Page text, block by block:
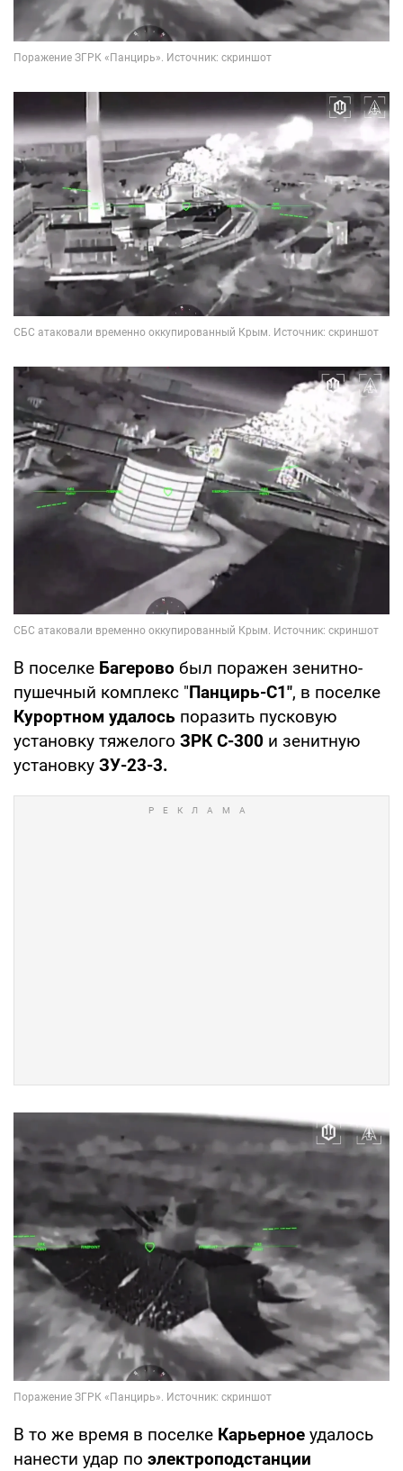
В поселке Багерово был поражен зенитно-
пушечный комплекс "Панцирь-С1", в поселке
Курортном удалось поразить пусковую
установку тяжелого ЗРК С-300 и зенитную
установку ЗУ-23-3.
В то же время в поселке Карьерное удалось
нанести удар по электроподстанции